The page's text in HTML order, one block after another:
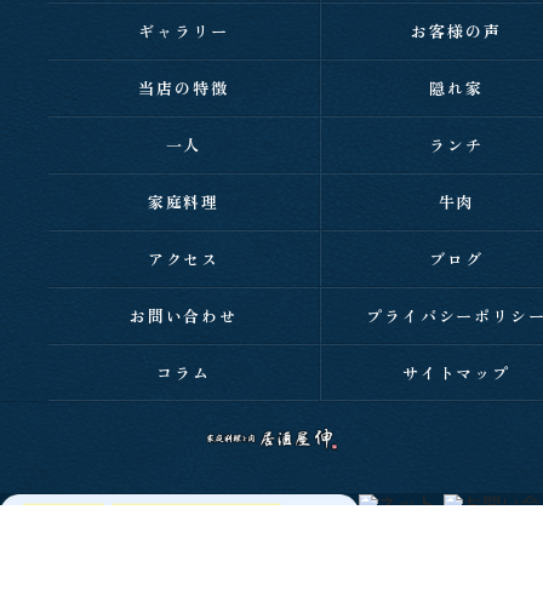
ギャラリー お客様の声
当店の特徴 隠れ家
一人 ランチ
家庭料理 牛肉
アクセス ブログ
お問い合わせ プライバシーポリシ
コラム サイトマップ